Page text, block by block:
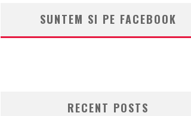
SUNTEM SI PE FACEBOOK
RECENT POSTS